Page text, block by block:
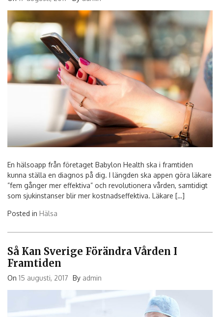
En hälsoapp från företaget Babylon Health ska i framtiden
kunna ställa en diagnos på dig. I längden ska appen göra läkare
”fem gånger mer effektiva” och revolutionera vården, samtidigt
som sjukinstanser blir mer kostnadseffektiva. Läkare […]
Posted in Hälsa
Så Kan Sverige Förändra Vården I
Framtiden
On 15 augusti, 2017 By admin